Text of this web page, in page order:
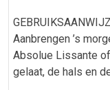
Aanbrengen ’s
Absolue Lissante
gelaat, de hals en